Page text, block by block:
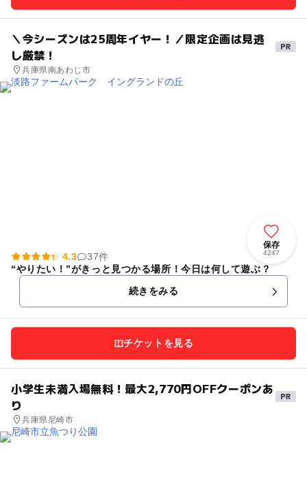
＼今シーズンは25周年イヤー！／限定企画は見逃
し厳禁！
兵庫県南あわじ市
保存
4247
4.3
37件
“やりたい！”がきっと見つかる場所！今日は何して遊ぶ？
続きをみる
チケットを見る
小学生未満入場無料！最大2,770円OFFクーポンあ
り
兵庫県尼崎市